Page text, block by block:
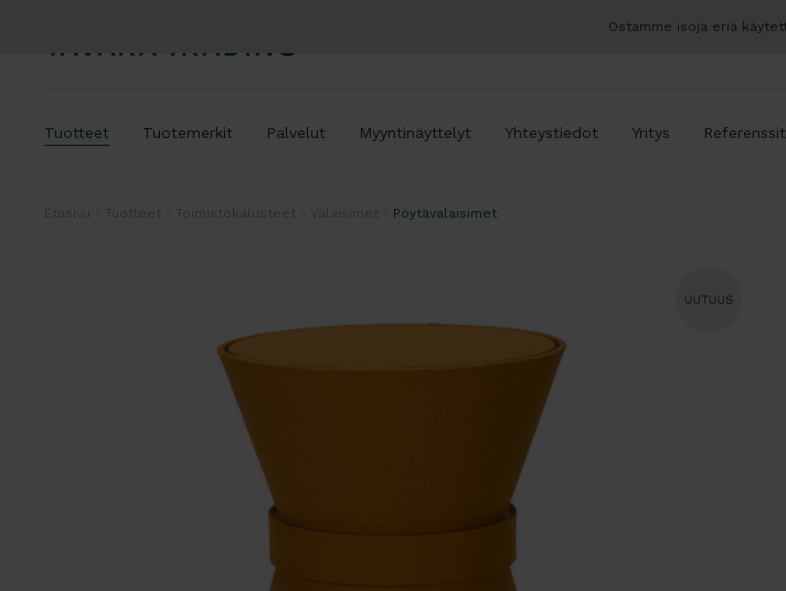
Ostamme isoja eriä
Tuotteet Tuotemerkit Palvelut Myyntinäyttelyt Yhteystiedot Yritys Referenssit
Pöytävalaisimet